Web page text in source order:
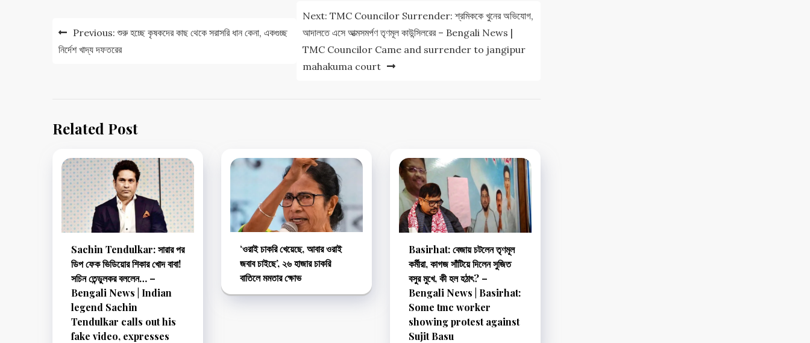
navigation
Previous: শুরু হচ্ছে কৃষকদের কাছ থেকে সরাসরি ধান কেনা, একগুচ্ছ
নির্দেশ খাদ্য দফতরের
Next: TMC Councilor Surrender: শ্রমিককে খুনের অভিযোগ,
আদালতে এসে আত্মসমর্পণ তৃণমূল কাউন্সিলরের – Bengali News |
TMC Councilor Came and surrender to jangipur
mahakuma court
Related Post
Sachin Tendulkar: সারার পর
ডিপ ফেক ভিডিয়োর শিকার খোদ বাবা!
সচিন তেন্ডুলকর বললেন… –
Bengali News | Indian
legend Sachin
Tendulkar calls out his
fake video, expresses
‘‌ওরাই চাকরি খেয়েছে, আবার ওরাই
জবাব চাইছে’‌, ২৬ হাজার চাকরি
বাতিলে মমতার ক্ষোভ
Basirhat: বেজায় চটলেন তৃণমূল
কর্মীরা, কাগজ সাঁটিয়ে দিলেন সুজিত
বসুর মুখে, কী হল হঠাৎ? –
Bengali News | Basirhat:
Some tmc worker
showing protest against
Sujit Basu